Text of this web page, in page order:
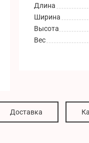
Длина
Ширина
Высота
Вес
Доставка